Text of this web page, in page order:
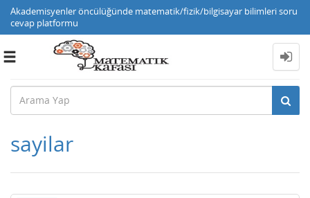
Akademisyenler öncülüğünde matematik/fizik/bilgisayar bilimleri soru
cevap platformu
Toggle
sayilar